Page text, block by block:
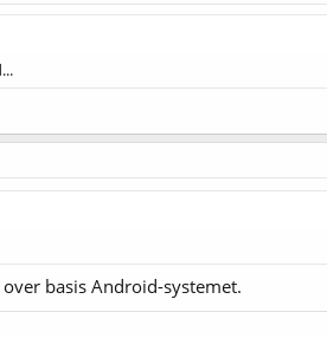
basis Android-systemet.